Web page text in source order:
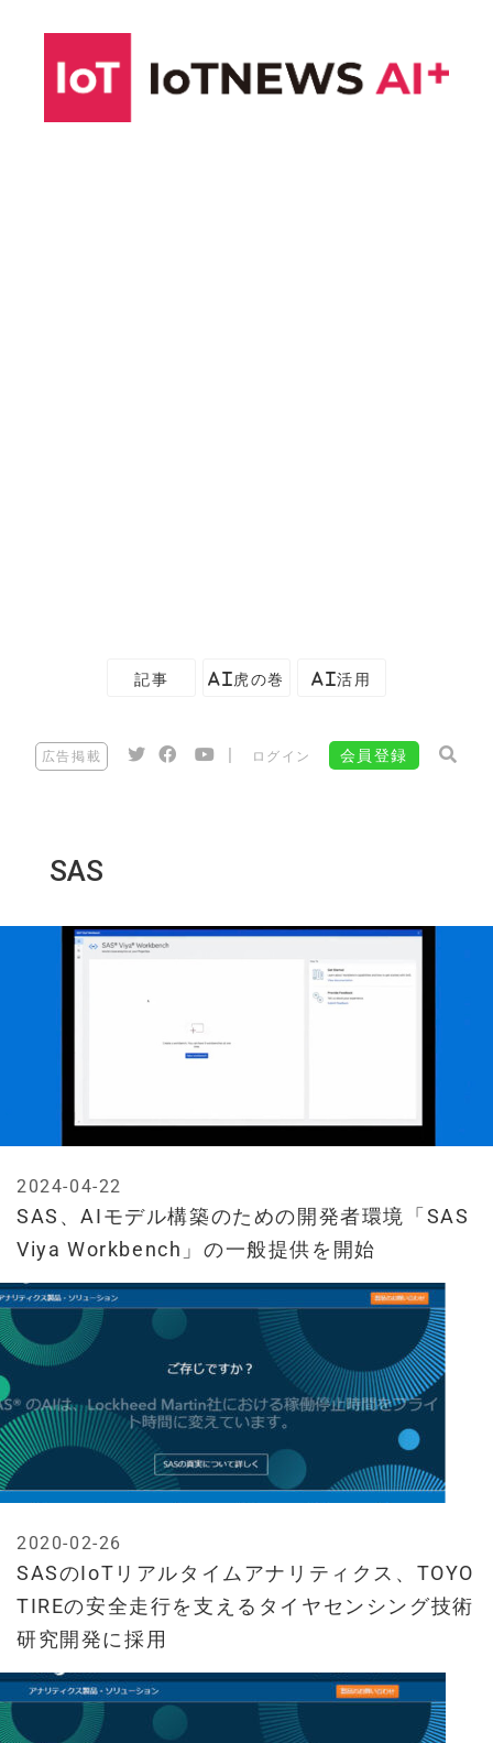
記事 AI虎の巻 AI活用
広告掲載 ログイン 会員登録
SAS
SAS、AIモデル構築のための開発者環境「SAS
Viya Workbench」の一般提供を開始
2024-04-22
SASのIoTリアルタイムアナリティクス、TOYO
TIREの安全走行を支えるタイヤセンシング技術
研究開発に採用
2020-02-26